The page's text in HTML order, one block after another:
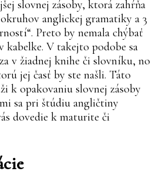
slovnej zásoby, ktorá zahŕňa
anglickej gramatiky a 3
Preto by nemala chýbať
kabelke. V takejto podobe sa
v žiadnej knihe či slovníku, no
jej časť by ste našli. Táto
k opakovaniu slovnej zásoby
sa pri štúdiu angličtiny
dovedie k maturite či